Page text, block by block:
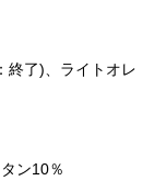
終了)、ライトオレ
ン10％